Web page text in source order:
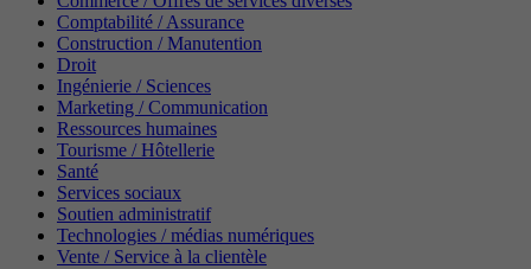
Comptabilité / Assurance
Construction / Manutention
Droit
Ingénierie / Sciences
Marketing / Communication
Ressources humaines
Tourisme / Hôtellerie
Santé
Services sociaux
Soutien administratif
Technologies / médias numériques
Vente / Service à la clientèle